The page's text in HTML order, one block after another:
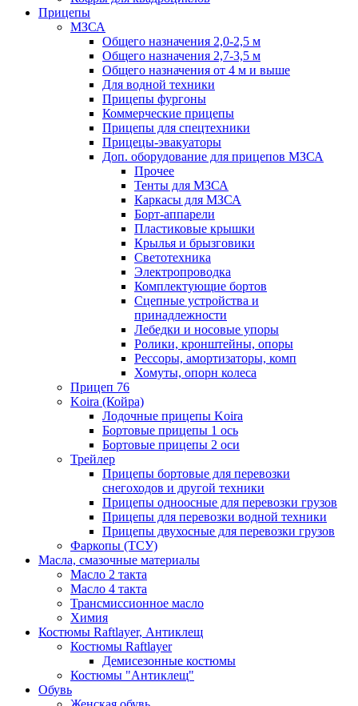
Прицепы
МЗСА
Общего назначения 2,0-2,5 м
Общего назначения 2,7-3,5 м
Общего назначения от 4 м и выше
Для водной техники
Прицепы фургоны
Коммерческие прицепы
Прицепы для спецтехники
Прицецы-эвакуаторы
Доп. оборудование для прицепов МЗСА
Прочее
Тенты для МЗСА
Каркасы для МЗСА
Борт-аппарели
Пластиковые крышки
Крылья и брызговики
Светотехника
Электропроводка
Комплектующие бортов
Сцепные устройства и
принадлежности
Лебедки и носовые упоры
Ролики, кронштейны, опоры
Рессоры, амортизаторы, комп
Хомуты, опорн колеса
Прицеп 76
Koira (Койра)
Лодочные прицепы Koira
Бортовые прицепы 1 ось
Бортовые прицепы 2 оси
Трейлер
Прицепы бортовые для перевозки
снегоходов и другой техники
Прицепы одноосные для перевозки грузов
Прицепы для перевозки водной техники
Прицепы двухосные для перевозки грузов
Фаркопы (ТСУ)
Масла, смазочные материалы
Масло 2 такта
Масло 4 такта
Трансмиссионное масло
Химия
Костюмы Raftlayer, Антиклещ
Костюмы Raftlayer
Демисезонные костюмы
Костюмы "Антиклещ"
Обувь